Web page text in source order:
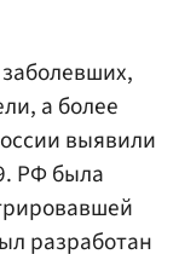
а более
выявили
РФ была
разработан